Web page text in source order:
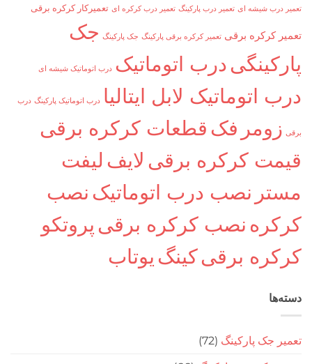
شیشه ای تعمیر درب پارکینگ تعمیر درب کرکره ای تعمیرکار کرکره برقی
برقی تعمیر کرکره برقی پارکینگ جک پارکینگ جک
درب اتوماتیک درب اتوماتیک شیشه ای
لابل ایتالیا درب اتوماتیک پارکینگ درب
فک قطعات کرکره برقی
کرکره برقیلایف لیفت
نصب درب اتوماتیکنصب
نصب کرکره برقیپروتکو
برقیکینگیوتاب
جک پارکینگ (72)